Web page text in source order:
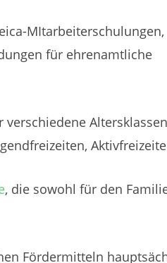
MItarbeiterschulungen,
für ehrenamtliche
, die sowohl für den
Fördermitteln